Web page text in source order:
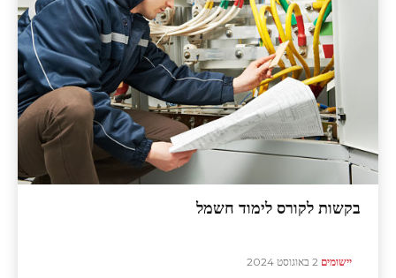
בקשות לקורס לימוד חשמל
יישומים 2 באוגוסט 2024